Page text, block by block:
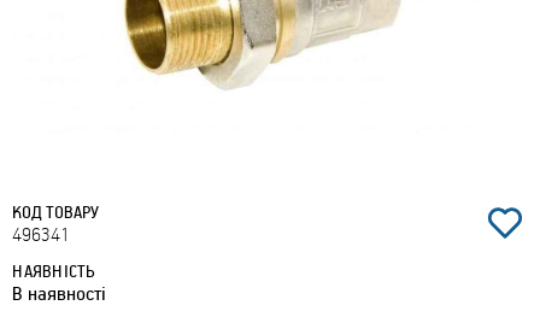
КОД ТОВАРУ
496341
НАЯВНІСТЬ
В наявності